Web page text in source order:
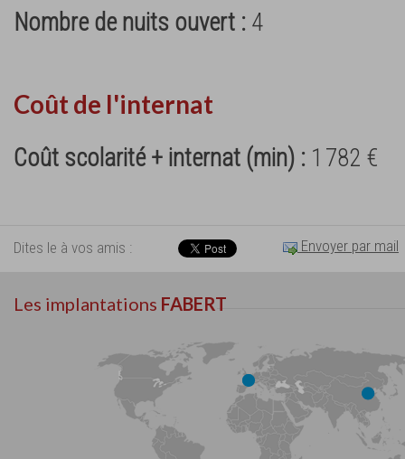
Nombre de nuits ouvert : 4
Coût de l'internat
Coût scolarité + internat (min) : 1 782 €
Dites le à vos amis : Envoyer par mail
Les implantations FABERT